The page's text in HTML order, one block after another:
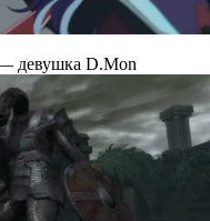
девушка D.Mon